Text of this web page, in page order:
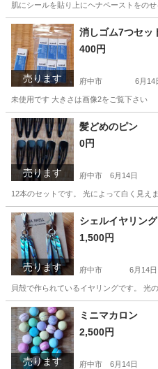
肌にシールを貼り上にヘナペーストをの
東京 府中市 その他
売ります
消しゴム7つセッ
400円
府中市 6月14
未使用です 大きさは画像2をご覧下さい
東京 府中市 その他 消しゴム
売ります
髪どめのピン
0円
府中市 6月14日
12本のセットです。 光によって白く見え
東京 府中市 デコレ
売ります
シェルイヤリング
1,500円
府中市 6月14日
貝殻で作られているイヤリングです。 光
東京 府中市 アクセサリー
売ります
ミニマカロン
2,500円
府中市 6月14日